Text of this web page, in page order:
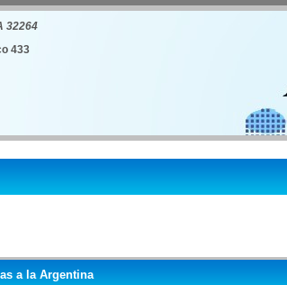
32264
433
a la Argentina